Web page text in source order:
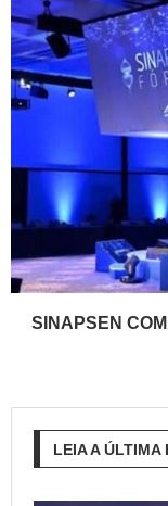
SINAPSEN
LEIA A ÚLTIMA